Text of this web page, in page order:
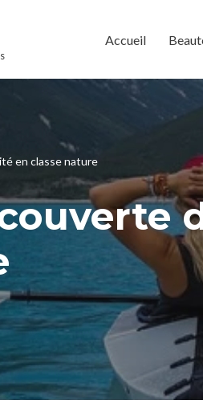
Accueil
en classe nature